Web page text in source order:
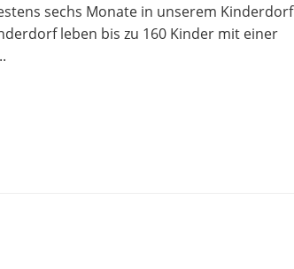
sechs Monate in unserem Kinderdorf
leben bis zu 160 Kinder mit einer